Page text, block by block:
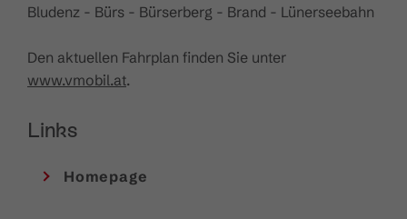
Bludenz - Bürs - Bürserberg - Brand - Lünerseebahn
Den aktuellen Fahrplan finden Sie unter
www.vmobil.at.
Links
Homepage